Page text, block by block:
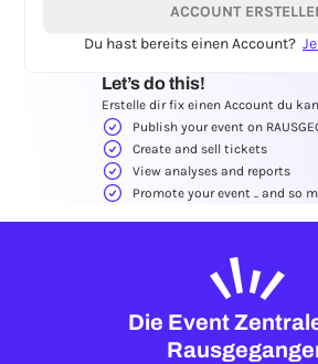
Let’s do this!
Erstelle dir fix einen Account du
Publish your event on
Create and sell tickets
View analyses and reports
Promote your event .. and so
ACCOUNT
Du hast bereits einen Account?
Die Event